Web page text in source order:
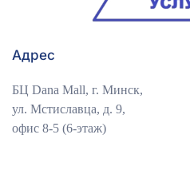
Адрес
БЦ Dana Mall, г. Минск,
ул. Мстиславца, д. 9,
офис 8-5 (6-этаж)